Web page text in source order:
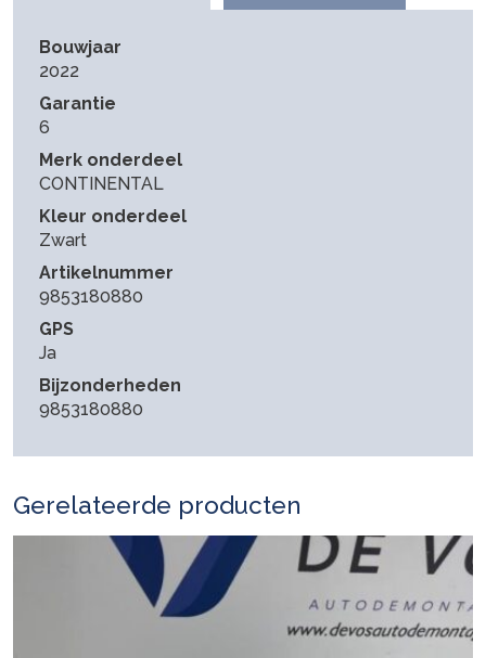
Bouwjaar
2022
Garantie
6
Merk onderdeel
CONTINENTAL
Kleur onderdeel
Zwart
Artikelnummer
9853180880
GPS
Ja
Bijzonderheden
9853180880
Gerelateerde producten